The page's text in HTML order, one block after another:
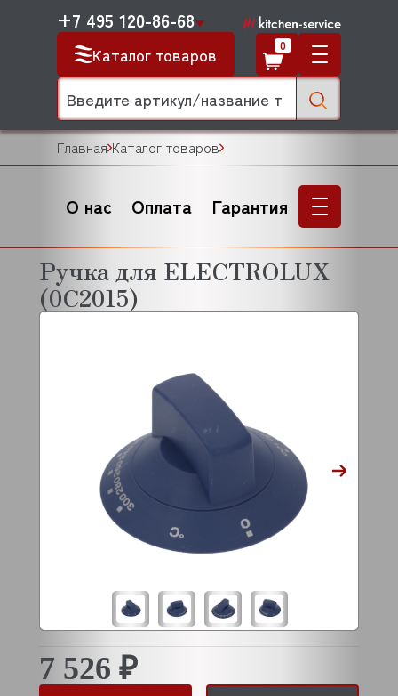
Каталог товаров
+7 495 120-86-68
0
Главная Каталог товаров
О нас Оплата Гарантия
Ручка для ELECTROLUX
(0C2015)
7 526 ₽